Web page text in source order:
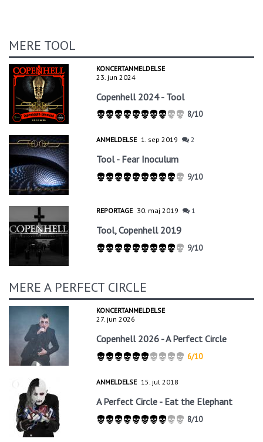
MERE TOOL
KONCERTANMELDELSE
23. jun 2024
Copenhell 2024 - Tool
8/10
ANMELDELSE 1. sep 2019 2
Tool - Fear Inoculum
9/10
REPORTAGE 30. maj 2019 1
Tool, Copenhell 2019
9/10
MERE A PERFECT CIRCLE
KONCERTANMELDELSE
27. jun 2026
Copenhell 2026 - A Perfect Circle
6/10
ANMELDELSE 15. jul 2018
A Perfect Circle - Eat the Elephant
8/10